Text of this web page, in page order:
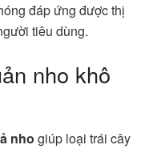
đáp ứng được thị
tiêu dùng.
nho khô
nho giúp loại trái cây